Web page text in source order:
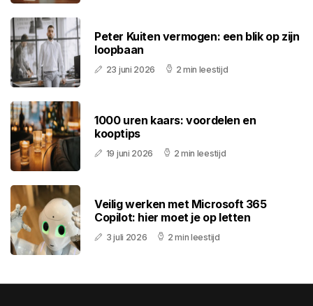
Peter Kuiten vermogen: een blik op zijn
loopbaan
23 juni 2026 2 min leestijd
1000 uren kaars: voordelen en
kooptips
19 juni 2026 2 min leestijd
Veilig werken met Microsoft 365
Copilot: hier moet je op letten
3 juli 2026 2 min leestijd